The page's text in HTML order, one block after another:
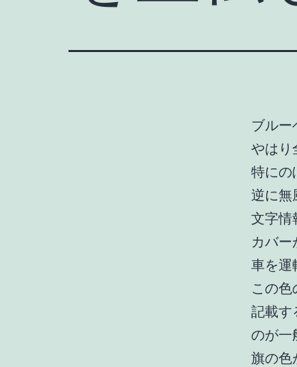
ブルー
やはり
特にの
逆に無
文字情
カバー
車を運
この色
記載す
のが一
旗の色